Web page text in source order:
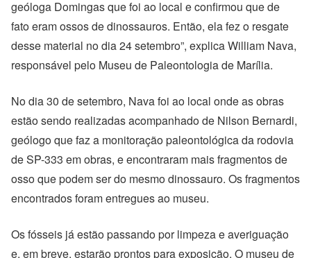
geóloga Domingas que foi ao local e confirmou que de
fato eram ossos de dinossauros. Então, ela fez o resgate
desse material no dia 24 setembro”, explica William Nava,
responsável pelo Museu de Paleontologia de Marília.
No dia 30 de setembro, Nava foi ao local onde as obras
estão sendo realizadas acompanhado de Nilson Bernardi,
geólogo que faz a monitoração paleontológica da rodovia
de SP-333 em obras, e encontraram mais fragmentos de
osso que podem ser do mesmo dinossauro. Os fragmentos
encontrados foram entregues ao museu.
Os fósseis já estão passando por limpeza e averiguação
e, em breve, estarão prontos para exposição. O museu de